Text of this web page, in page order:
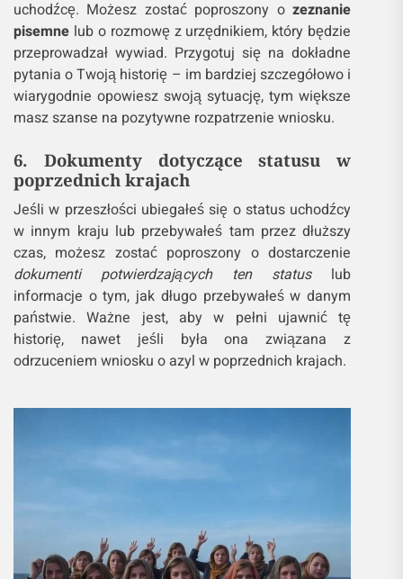
uchodźcę. Możesz zostać poproszony ozeznanie
pisemne lub o rozmowę z urzędnikiem, który będzie
przeprowadzał wywiad. Przygotuj się na dokładne
pytania o Twoją historię – im bardziej szczegółowo i
wiarygodnie opowiesz swoją sytuację, tym większe
masz szanse na pozytywne rozpatrzenie wniosku.
6. Dokumenty dotyczące statusu w
poprzednich krajach
Jeśli w przeszłości ubiegałeś się o status uchodźcy
w innym kraju lub przebywałeś tam przez dłuższy
czas, możesz zostać poproszony o dostarczenie
dokumenti potwierdzających ten statuslub
informacje o tym, jak długo przebywałeś w danym
państwie. Ważne jest, aby w pełni ujawnić tę
historię, nawet jeśli była ona związana z
odrzuceniem wniosku o azyl w poprzednich krajach.